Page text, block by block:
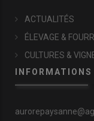
ACTUALITÉS
ÉLEVAGE &
CULTURES &